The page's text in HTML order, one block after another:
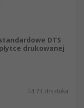
DTS
drukowanej
44,73 zł/sztuka